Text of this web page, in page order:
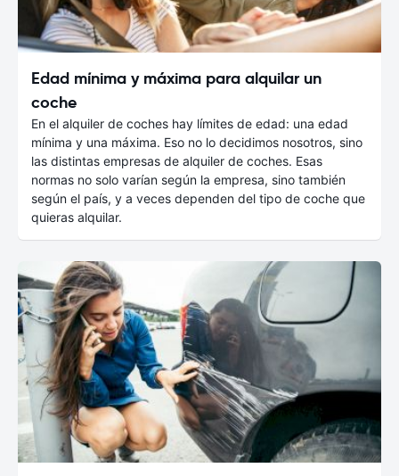
Edad mínima y máxima para alquilar un
coche
En el alquiler de coches hay límites de edad: una edad
mínima y una máxima. Eso no lo decidimos nosotros, sino
las distintas empresas de alquiler de coches. Esas
normas no solo varían según la empresa, sino también
según el país, y a veces dependen del tipo de coche que
quieras alquilar.